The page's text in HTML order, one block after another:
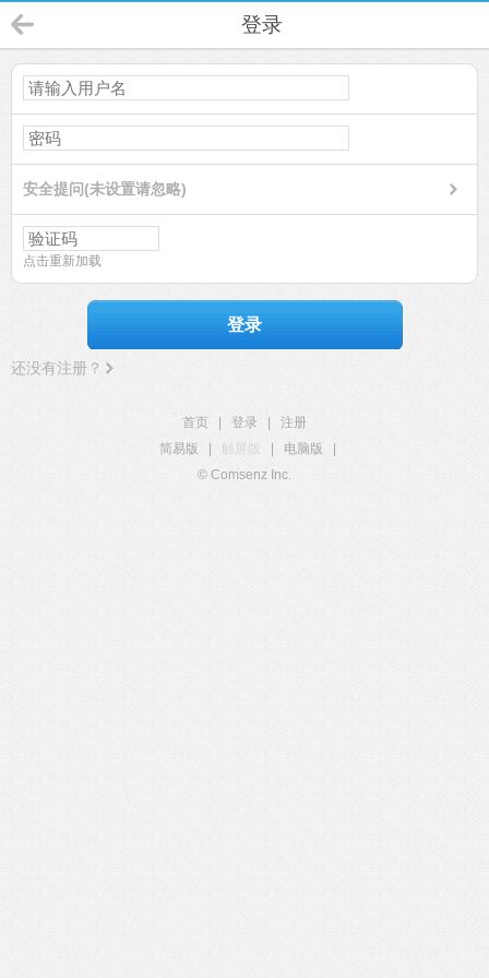
登录
安全提问(未设置请忽略)
点击重新加载
登录
还没有注册？
首页 登录
注册
简易版
触屏版 电脑版
© Comsenz Inc.